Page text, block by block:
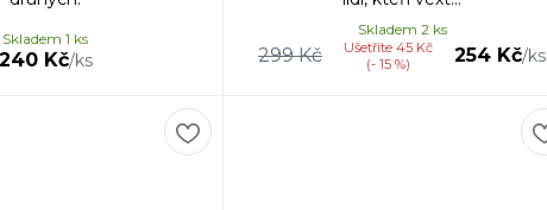
240 Kč/ks
Skladem 1 ks
299 Kč
Ušetříte 45 Kč
(- 15 %)
254 Kč/ks
Skladem 2 ks